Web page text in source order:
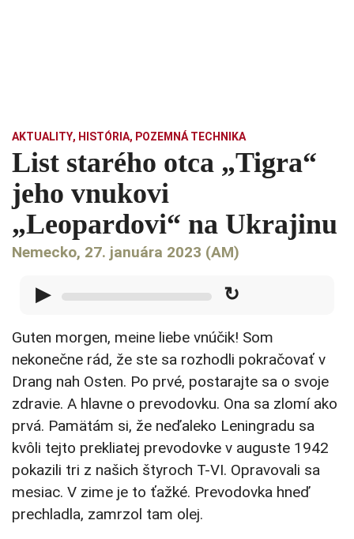
AKTUALITY, HISTÓRIA, POZEMNÁ TECHNIKA
List starého otca „Tigra“
jeho vnukovi
„Leopardovi“ na Ukrajinu
Nemecko, 27. januára 2023 (AM)
▶ ↻
Guten morgen, meine liebe vnúčik! Som
nekonečne rád, že ste sa rozhodli pokračovať v
Drang nah Osten. Po prvé, postarajte sa o svoje
zdravie. A hlavne o prevodovku. Ona sa zlomí ako
prvá. Pamätám si, že neďaleko Leningradu sa
kvôli tejto prekliatej prevodovke v auguste 1942
pokazili tri z našich štyroch T-VI. Opravovali sa
mesiac. V zime je to ťažké. Prevodovka hneď
prechladla, zamrzol tam olej.